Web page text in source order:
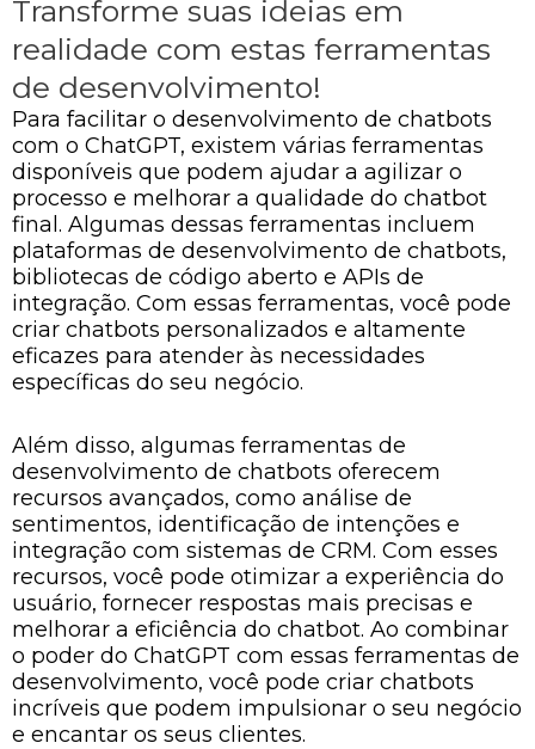
Transforme suas ideias em
realidade com estas ferramentas
de desenvolvimento!
Para facilitar o desenvolvimento de chatbots
com o ChatGPT, existem várias ferramentas
disponíveis que podem ajudar a agilizar o
processo e melhorar a qualidade do chatbot
final. Algumas dessas ferramentas incluem
plataformas de desenvolvimento de chatbots,
bibliotecas de código aberto e APIs de
integração. Com essas ferramentas, você pode
criar chatbots personalizados e altamente
eficazes para atender às necessidades
específicas do seu negócio.
Além disso, algumas ferramentas de
desenvolvimento de chatbots oferecem
recursos avançados, como análise de
sentimentos, identificação de intenções e
integração com sistemas de CRM. Com esses
recursos, você pode otimizar a experiência do
usuário, fornecer respostas mais precisas e
melhorar a eficiência do chatbot. Ao combinar
o poder do ChatGPT com essas ferramentas de
desenvolvimento, você pode criar chatbots
incríveis que podem impulsionar o seu negócio
e encantar os seus clientes.